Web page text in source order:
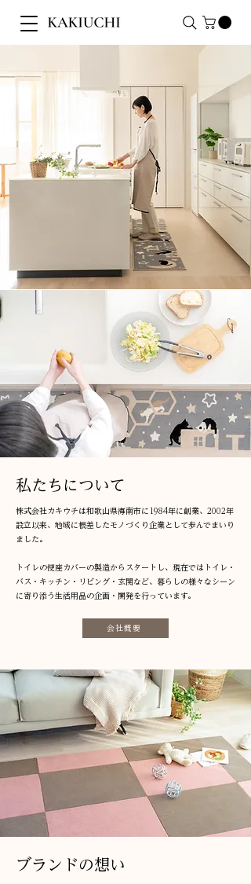
​私たちについて
株式会社カキウチは和歌山県海南市に1984年に創業、2002年
設立以来、地域に根差したモノづくり企業として歩んでまいり
ました。
​トイレの便座カバーの製造からスタートし、現在ではトイレ・
バス・キッチン・リビング・玄関など、暮らしの様々なシーン
に寄り添う生活用品の企画・開発を行っています。
会社概要
ブランドの想い